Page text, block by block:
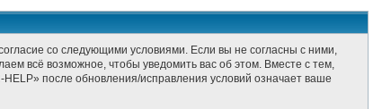
со следующими условиями. Если вы не согласны с ними,
всё возможное, чтобы уведомить вас об этом. Вместе с тем,
после обновления/исправления условий означает ваше